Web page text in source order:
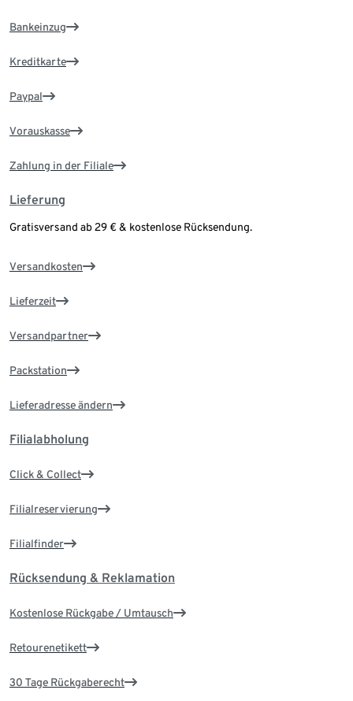
Bankeinzug
Kreditkarte
Paypal
Vorauskasse
Zahlung in der Filiale
Lieferung
Gratisversand ab 29 € & kostenlose Rücksendung.
Versandkosten
Lieferzeit
Versandpartner
Packstation
Lieferadresse ändern
Filialabholung
Click & Collect
Filialreservierung
Filialfinder
Rücksendung & Reklamation
Kostenlose Rückgabe / Umtausch
Retourenetikett
30 Tage Rückgaberecht